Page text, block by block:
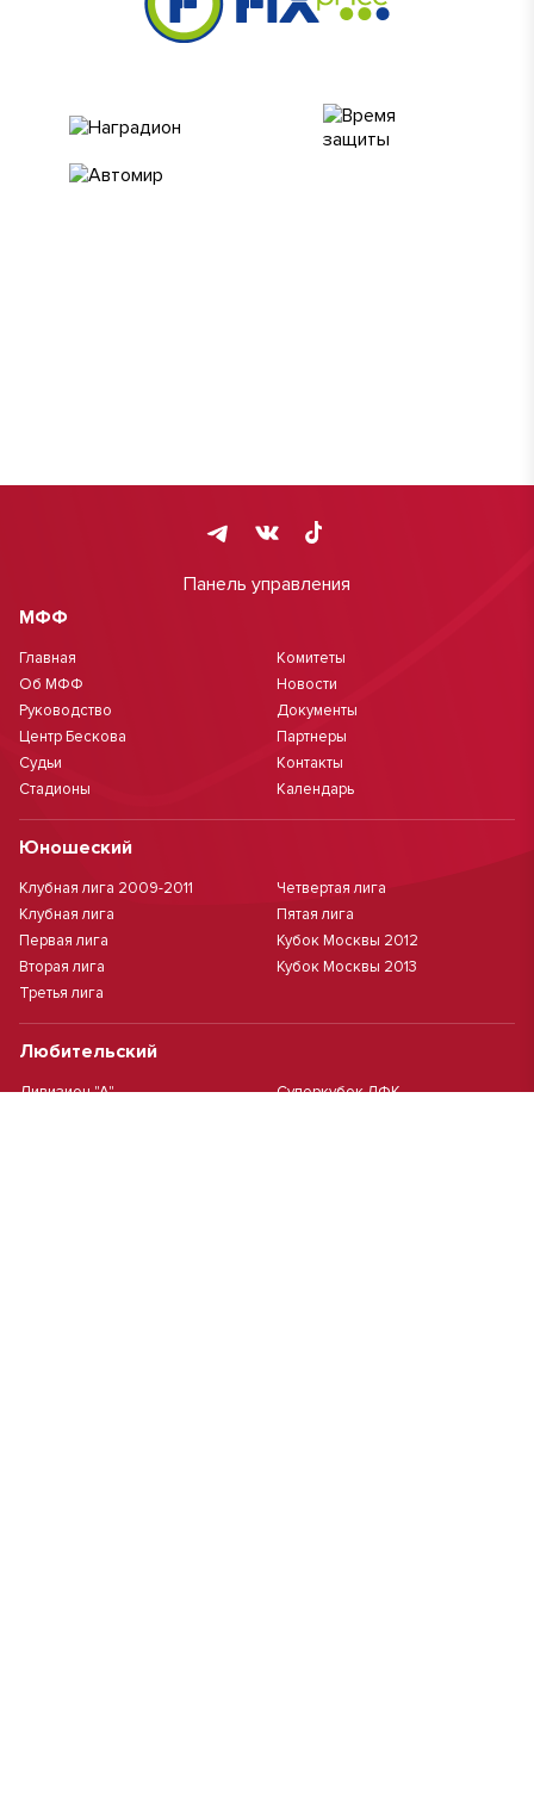
Панель управления
МФФ
Главная
Об МФФ
Руководство
Центр Бескова
Судьи
Стадионы
Комитеты
Новости
Документы
Партнеры
Контакты
Календарь
Юношеский
Клубная лига 2009-2011
Клубная лига
Первая лига
Вторая лига
Третья лига
Четвертая лига
Пятая лига
Кубок Москвы 2012
Кубок Москвы 2013
Любительский
Дивизион "А"
Суперкубок ЛФК